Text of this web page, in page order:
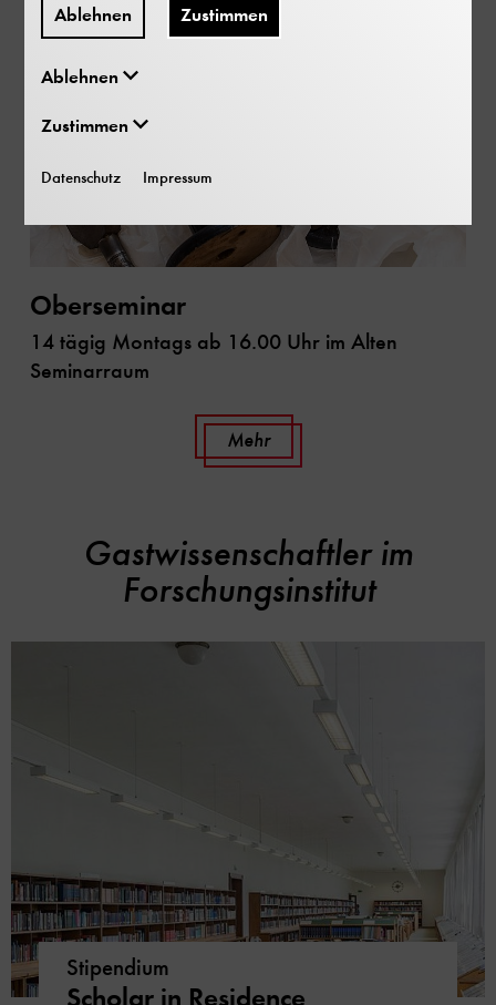
Oberseminar
14 tägig Montags ab 16.00 Uhr im Alten
Seminarraum
Mehr
Gastwissenschaftler im
Forschungsinstitut
Stipendium
Scholar in Residence
Ablehnen Zustimmen
Ablehnen
Zustimmen
Datenschutz Impressum